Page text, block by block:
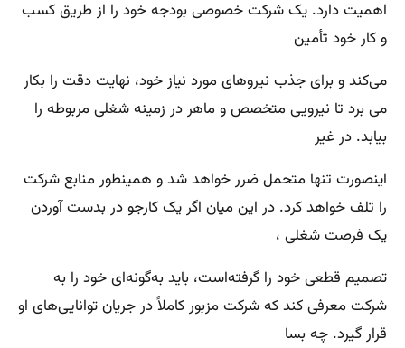
اهمیت دارد. یک شرکت خصوصی بودجه خود را از طریق کسب
و کار خود تأمین
می‌کند و برای جذب نیروهای مورد نیاز خود، نهایت دقت را بکار
می برد تا نیرویی متخصص و ماهر در زمینه شغلی مربوطه را
بیابد. در غیر
اینصورت تنها متحمل ضرر خواهد شد و همینطور منابع شرکت
را تلف خواهد کرد. در این میان اگر یک کارجو در بدست آوردن
یک فرصت شغلی ،
تصمیم قطعی خود را گرفته‌است، باید به‌گونه‌ای خود را به
شرکت معرفی کند که شرکت مزبور کاملاً در جریان توانایی‌های او
قرار گیرد. چه بسا